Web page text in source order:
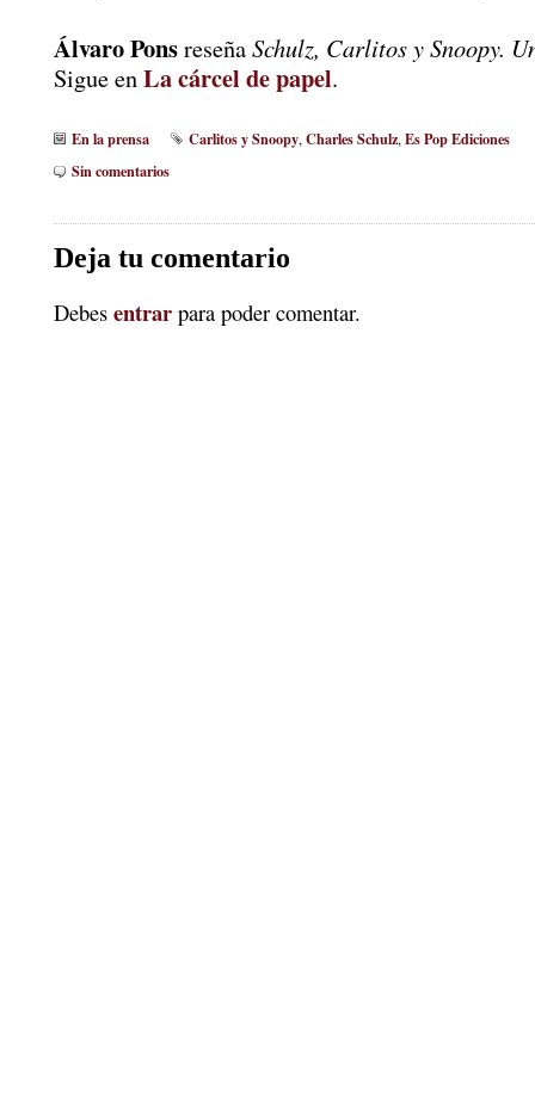
Álvaro PonsreseñaSchulz, Carlitos y Snoopy.
Sigue enLa cárcel de papel.
En la prensa Carlitos y Snoopy, Charles Schulz, Es Pop Ediciones
Sin comentarios
Deja tu comentario
Debes entrar para poder comentar.